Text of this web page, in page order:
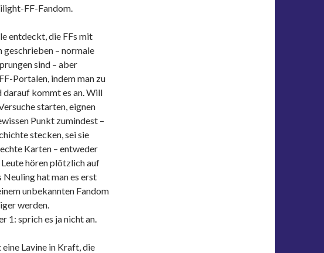
FF-Fandom.
entdeckt, die FFs mit
geschrieben – normale
sind – aber
Portalen, indem man zu
darauf kommt es an. Will
starten, eignen
Punkt zumindest –
stecken, sei sie
Karten – entweder
hören plötzlich auf
hat man es erst
unbekannten Fandom
werden.
1: sprich es ja nicht an.
Lavine in Kraft, die